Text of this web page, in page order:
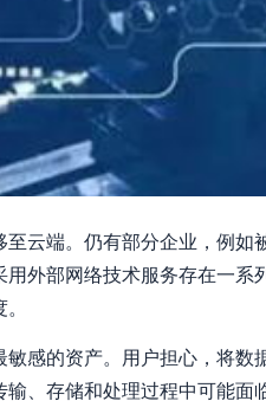
云端。仍有部分企业，例如
外部网络技术服务存在一系
感的资产。用户担心，将数
、存储和处理过程中可能面